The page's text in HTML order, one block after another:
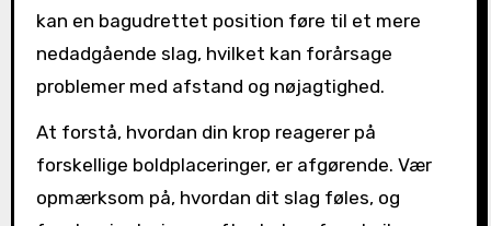
kan en bagudrettet position føre til et mere
nedadgående slag, hvilket kan forårsage
problemer med afstand og nøjagtighed.
At forstå, hvordan din krop reagerer på
forskellige boldplaceringer, er afgørende. Vær
opmærksom på, hvordan dit slag føles, og